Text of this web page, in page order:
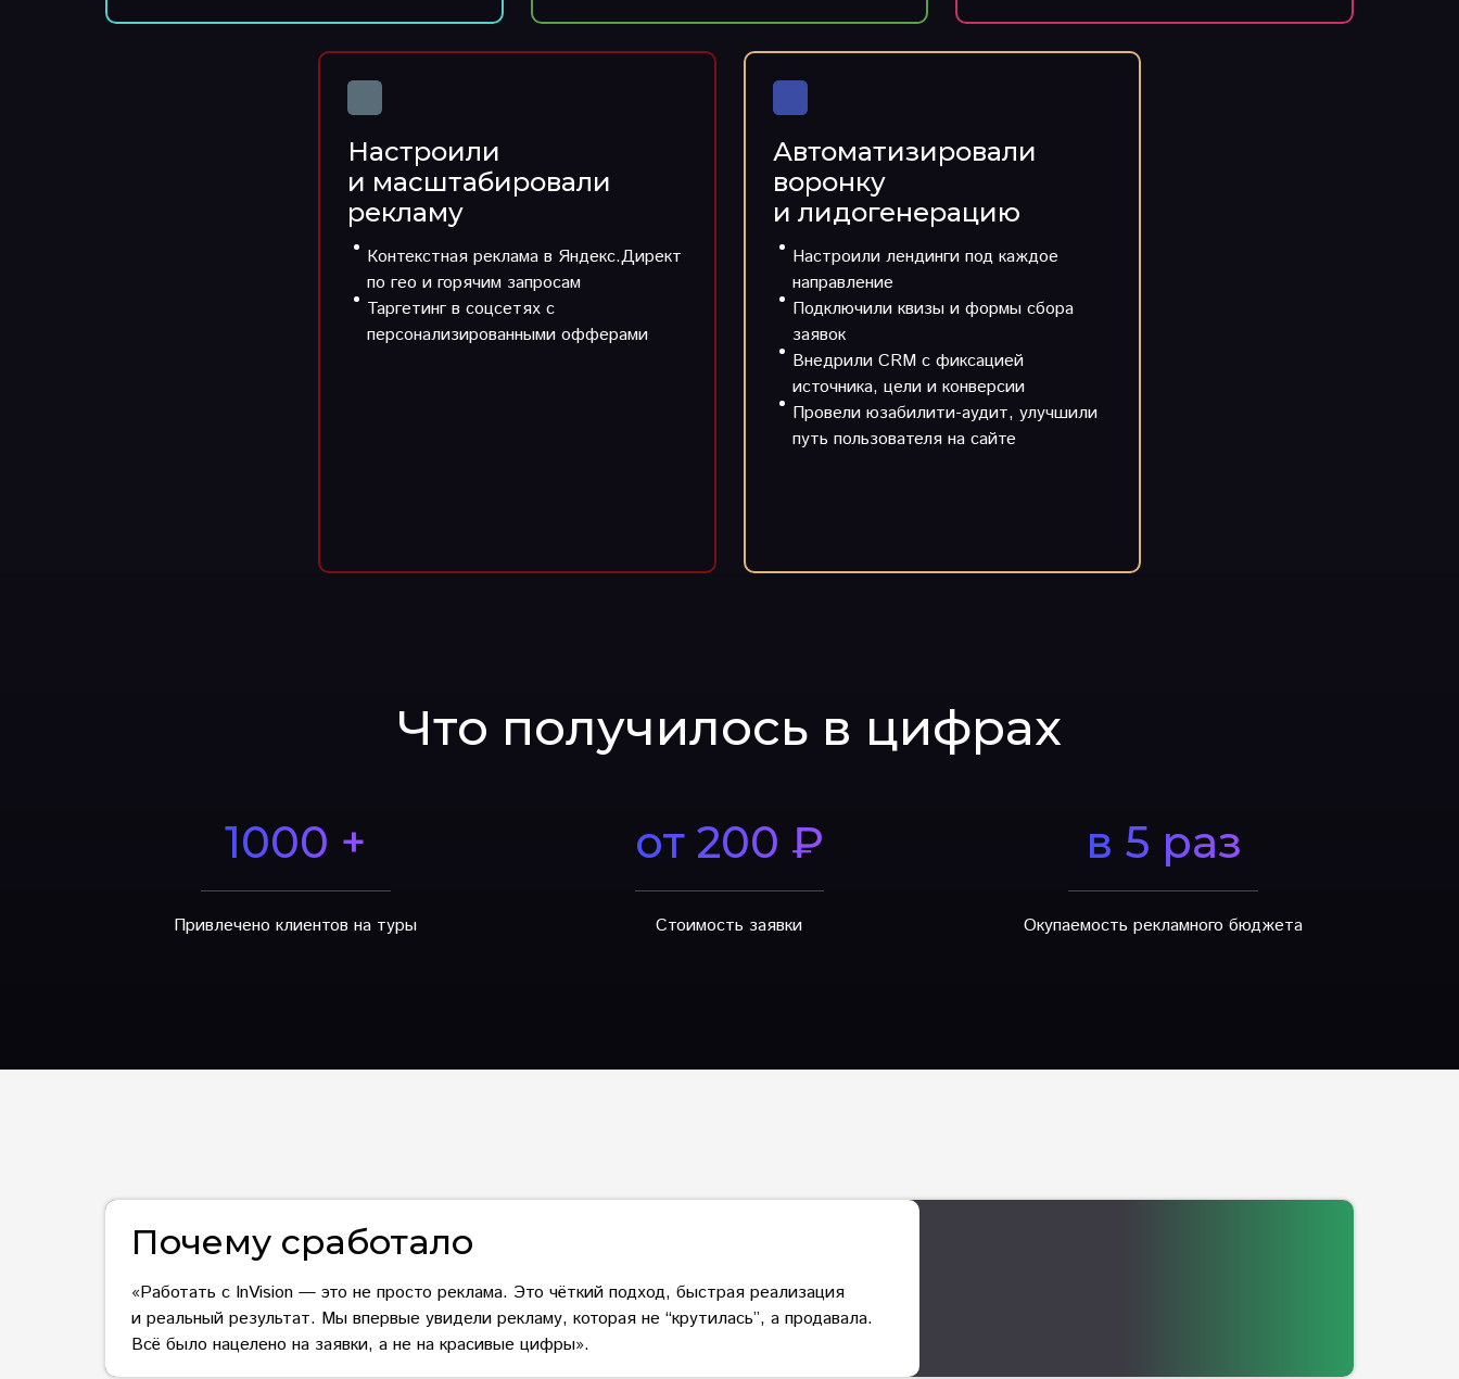
Настроили
и масштабировали
рекламу
Контекстная реклама в Яндекс.Директ
по гео и горячим запросам
Таргетинг в соцсетях с
персонализированными офферами
Автоматизировали
воронку
и лидогенерацию
Настроили лендинги под каждое
направление
Подключили квизы и формы сбора
заявок
Внедрили CRM с фиксацией
источника, цели и конверсии
Провели юзабилити-аудит, улучшили
путь пользователя на сайте
Что получилось в цифрах
1000 +
Привлечено клиентов на туры
от 200 ₽
Стоимость заявки
в 5 раз
Окупаемость рекламного бюджета
«Работать с InVision — это не просто реклама. Это чёткий подход, быстрая реализация
и реальный результат. Мы впервые увидели рекламу, которая не “крутилась”, а продавала.
Всё было нацелено на заявки, а не на красивые цифры».
Почему сработало